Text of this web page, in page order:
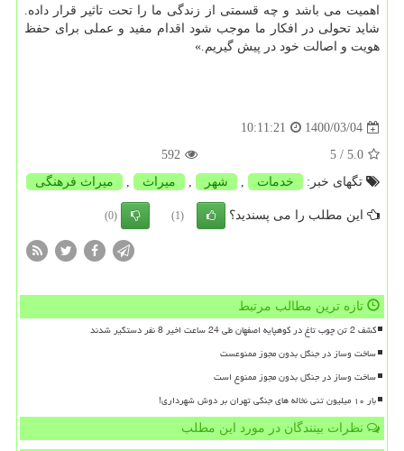
اهمیت می باشد و چه قسمتی از زندگی ما را تحت تاثیر قرار داده.
شاید تحولی در افکار ما موجب شود اقدام مفید و عملی برای حفظ
هویت و اصالت خود در پیش گیریم.»
1400/03/04
10:11:21
5.0
/ 5
592
تگهای خبر:
خدمات , شهر , میراث , میراث فرهنگی
این مطلب را می پسندید؟ (1)
(0)
تازه ترین مطالب مرتبط
کشف 2 تن چوب تاغ در کوهپایه اصفهان طی 24 ساعت اخیر 8 نفر دستگیر شدند
ساخت وساز در جنگل بدون مجوز ممنوعست
ساخت وساز در جنگل بدون مجوز ممنوع است
بار ۱۰ میلیون تنی نخاله های جنگی تهران بر دوش شهرداری!
نظرات بینندگان در مورد این مطلب